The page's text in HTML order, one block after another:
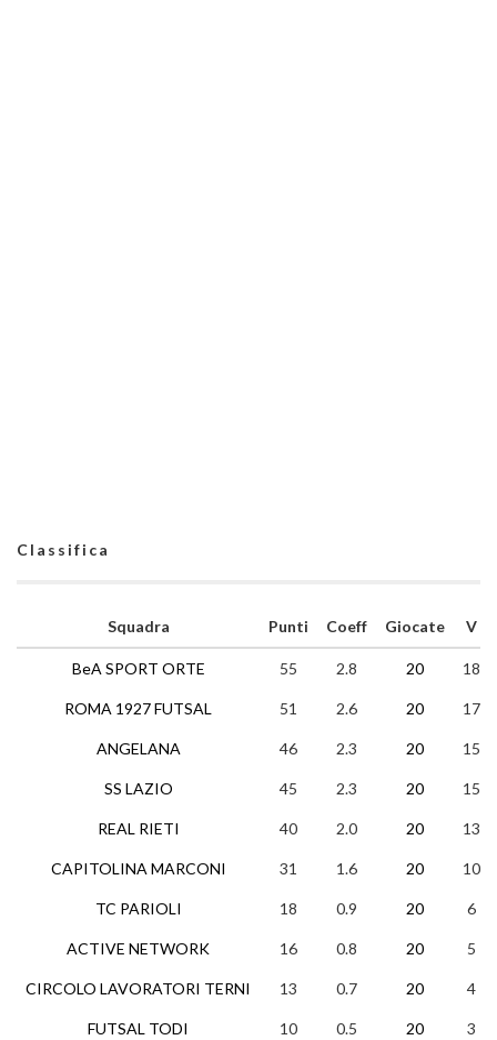
Classifica
Squadra
BeA SPORT ORTE
ROMA 1927 FUTSAL
ANGELANA
SS LAZIO
REAL RIETI
CAPITOLINA MARCONI
TC PARIOLI
ACTIVE NETWORK
CIRCOLO LAVORATORI TERNI
FUTSAL TODI
Punti Coeff Giocate V
55 2.8 20 18
51 2.6 20 17
46 2.3 20 15
45 2.3 20 15
40 2.0 20 13
31 1.6 20 10
18 0.9 20 6
16 0.8 20 5
13 0.7 20 4
10 0.5 20 3